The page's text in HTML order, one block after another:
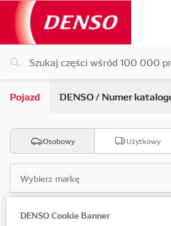
Pojazd DENSO / Numer
Osobowy Użytkowy
Wybierz markę
Wybierz model
DENSO Cookie Banner